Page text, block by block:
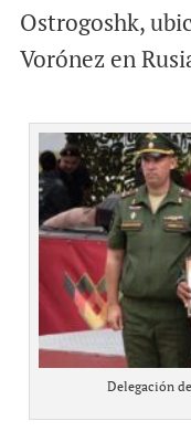
Ostrogoshk,
Vorónez en
Delegación